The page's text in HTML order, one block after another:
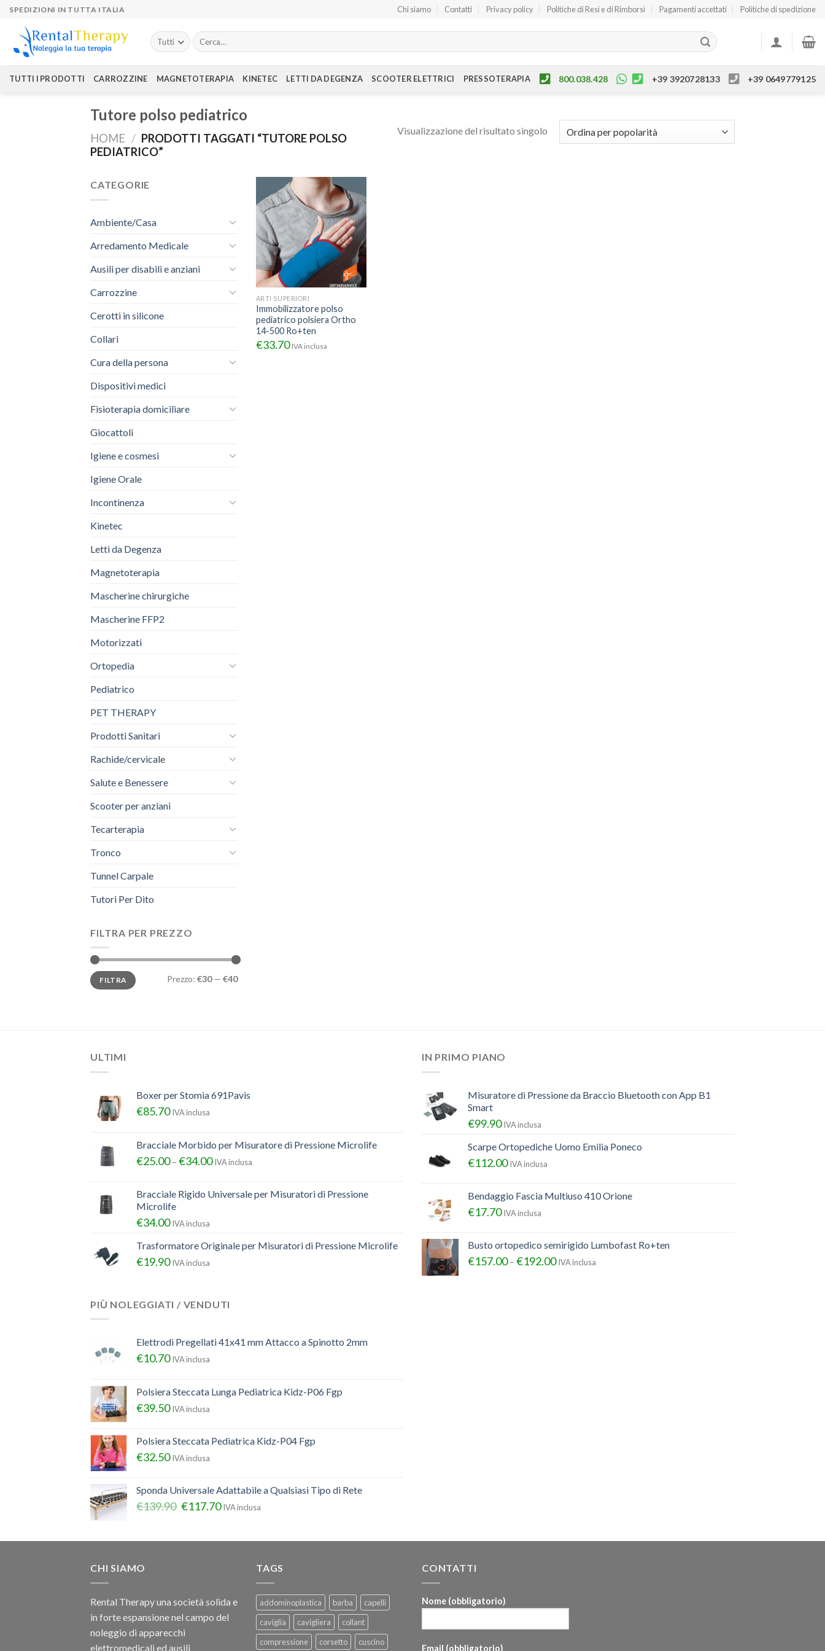
Skip
content
SPEDIZIONI IN TUTTA ITALIA Chi siamo Contatti Privacy policy Politiche di Resi e di Rimborsi Pagamenti accettati Politiche di spedizione
Cerca:
TUTTI I PRODOTTI CARROZZINE MAGNETOTERAPIA KINETEC LETTI DA DEGENZA SCOOTER ELETTRICI PRESSOTERAPIA 800.038.428 +39 3920728133 +39 0649779125
Tutore polso pediatrico
HOME / PRODOTTI TAGGATI “TUTORE POLSO
PEDIATRICO”
Visualizzazione del risultato singolo
CATEGORIE
Ambiente/Casa
Arredamento Medicale
Ausili per disabili e anziani
Carrozzine
Cerotti in silicone
Collari
Cura della persona
Dispositivi medici
Fisioterapia domiciliare
Giocattoli
Igiene e cosmesi
Igiene Orale
Incontinenza
Kinetec
Letti da Degenza
Magnetoterapia
Mascherine chirurgiche
Mascherine FFP2
Motorizzati
Ortopedia
Pediatrico
PET THERAPY
Prodotti Sanitari
Rachide/cervicale
Salute e Benessere
Scooter per anziani
Tecarterapia
Tronco
Tunnel Carpale
Tutori Per Dito
FILTRA PER PREZZO
Prezzo
Min
Prezzo
MaxFILTRA Prezzo: €30— €40
ARTI SUPERIORI
Immobilizzatore polso
pediatrico polsiera Ortho
14-500 Ro+ten
€33.70 IVA inclusa
ULTIMI
Boxer per Stomia 691Pavis
€85.70 IVA inclusa
Bracciale Morbido per Misuratore di Pressione Microlife
€25.00– €34.00 IVA inclusa
Bracciale Rigido Universale per Misuratori di Pressione
Microlife
€34.00 IVA inclusa
Trasformatore Originale per Misuratori di Pressione Microlife
€19.90 IVA inclusa
IN PRIMO PIANO
Misuratore di Pressione da Braccio Bluetooth con App B1
Smart
€99.90 IVA inclusa
Scarpe Ortopediche Uomo Emilia Poneco
€112.00 IVA inclusa
Bendaggio Fascia Multiuso 410 Orione
€17.70 IVA inclusa
Busto ortopedico semirigido Lumbofast Ro+ten
€157.00– €192.00 IVA inclusa
PIÙ NOLEGGIATI / VENDUTI
Elettrodi Pregellati 41x41 mm Attacco a Spinotto 2mm
€10.70 IVA inclusa
Polsiera Steccata Lunga Pediatrica Kidz-P06 Fgp
€39.50 IVA inclusa
Polsiera Steccata Pediatrica Kidz-P04 Fgp
€32.50 IVA inclusa
Sponda Universale Adattabile a Qualsiasi Tipo di Rete
€139.90 €117.70 IVA inclusa
CHI SIAMO
Rental Therapy una società solida e
in forte espansione nel campo del
noleggio di apparecchi
elettromedicali ed ausili
TAGS
addominoplastica barba
capelli
caviglia
cavigliera
collant
compressione
corsetto cuscino
CONTATTI
Nome (obbligatorio)
Email (obbligatorio)